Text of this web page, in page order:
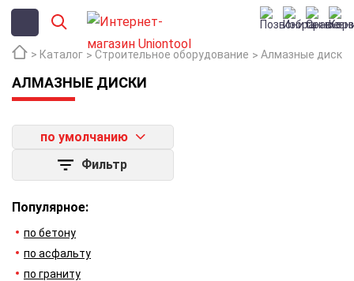
Каталог Строительное оборудование Алмазные диски
Популярное:
по бетону
по асфальту
по граниту
АЛМАЗНЫЕ ДИСКИ
по умолчанию
Фильтр